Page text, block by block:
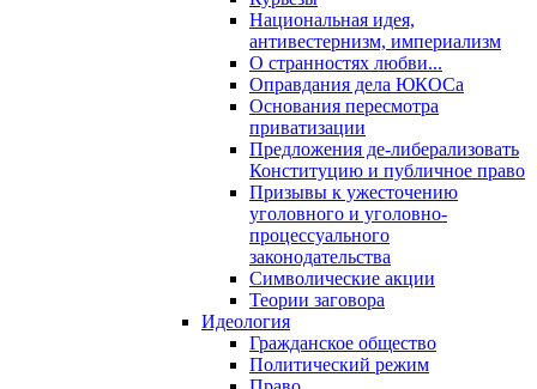
Национальная идея,
антивестернизм, империализм
О странностях любви...
Оправдания дела ЮКОСа
Основания пересмотра
приватизации
Предложения де-либерализовать
Конституцию и публичное право
Призывы к ужесточению
уголовного и уголовно-
процессуального
законодательства
Символические акции
Теории заговора
Идеология
Гражданское общество
Политический режим